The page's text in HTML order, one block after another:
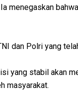
menegaskan
dan Polri yang
yang stabil akan
masyarakat.